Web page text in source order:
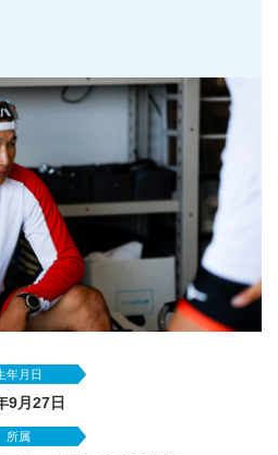
年月日
9月27日
所属